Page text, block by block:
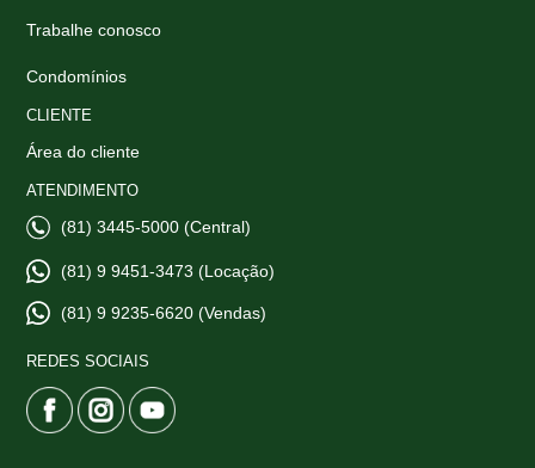
Trabalhe conosco
Condomínios
CLIENTE
Área do cliente
ATENDIMENTO
(81) 3445-5000 (Central)
(81) 9 9451-3473 (Locação)
(81) 9 9235-6620 (Vendas)
REDES SOCIAIS